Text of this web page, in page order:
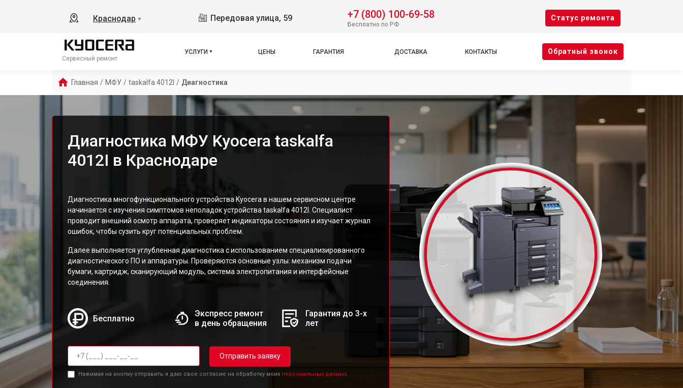
Краснодар ▼ Передовая улица, 59 +7 (800) 100-69-58
Бесплатно по РФ
Cтатус ремонта
Сервисный ремонт
УСЛУГИ ЦЕНЫ ГАРАНТИЯ ДОСТАВКА КОНТАКТЫ Oбратный звонок
Главная / МФУ / taskalfa 4012I / Диагностика
Диагностика МФУ Kyocera taskalfa
4012I в Краснодаре
Диагностика многофункционального устройства Kyocera в нашем сервисном центре
начинается с изучения симптомов неполадок устройства taskalfa 4012I. Специалист
проводит внешний осмотр аппарата, проверяет индикаторы состояния и изучает журнал
ошибок, чтобы сузить круг потенциальных проблем.
Далее выполняется углубленная диагностика с использованием специализированного
диагностического ПО и аппаратуры. Проверяются основные узлы: механизм подачи
бумаги, картридж, сканирующий модуль, система электропитания и интерфейсные
соединения.
Бесплатно
Экспресс ремонт
в день обращения
Гарантия до 3-х
лет
Отправить заявку
Нажимая на кнопку отправить я даю свое согласие на обработку моих персональных данных.